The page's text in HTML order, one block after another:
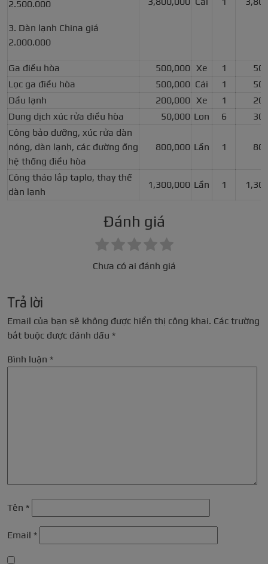
2.500.000
3. Dàn lạnh China giá
2.000.000
Ga điều hòa 500,000 Xe 1
Lọc ga điều hòa
500,000 Cái 1
Dầu lạnh
200,000 Xe 1
Dung dịch xúc rửa điều hòa
50,000 Lon 6
Công bảo dưỡng, xúc rửa dàn
nóng, dàn lạnh, các đường ống
hệ thống điều hòa
800,000 Lần 1
Công tháo lắp taplo, thay thế
dàn lạnh
1,300,000 Lần 1
Đánh giá
Chưa có ai đánh giá
Trả lời
Email của bạn sẽ không được hiển thị công khai. Các trường
bắt buộc được đánh dấu *
Bình luận *
Tên *
Email *